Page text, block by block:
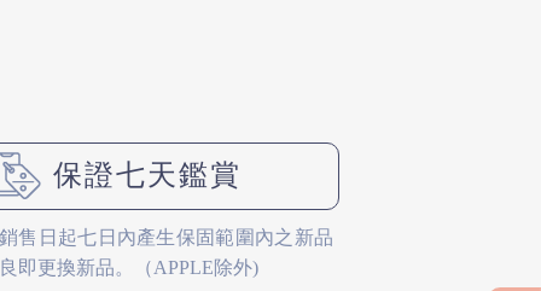
保證七天鑑賞
售日起七日內產生保固範圍內之新品
即更換新品。（APPLE除外)